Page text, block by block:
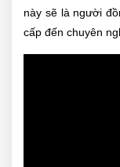
này sẽ là người
cấp đến chuyên